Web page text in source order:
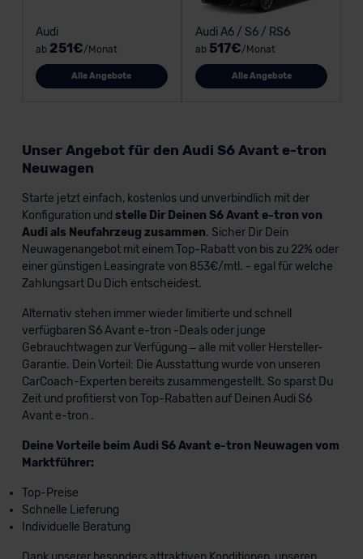
Audi
ab 251€/Monat
Alle Angebote
Audi A6 / S6 / RS6
ab 517€/Monat
Alle Angebote
Unser Angebot für den Audi S6 Avant e-tron
Neuwagen
Starte jetzt einfach, kostenlos und unverbindlich mit der
Konfiguration und stelle Dir Deinen S6 Avant e-tron von
Audi als Neufahrzeug zusammen. Sicher Dir Dein
Neuwagenangebot mit einem Top-Rabatt von bis zu 22% oder
einer günstigen Leasingrate von 853€/mtl. - egal für welche
Zahlungsart Du Dich entscheidest.
Alternativ stehen immer wieder limitierte und schnell
verfügbaren S6 Avant e-tron -Deals oder junge
Gebrauchtwagen zur Verfügung – alle mit voller Hersteller-
Garantie. Dein Vorteil: Die Ausstattung wurde von unseren
CarCoach-Experten bereits zusammengestellt. So sparst Du
Zeit und profitierst von Top-Rabatten auf Deinen Audi S6
Avant e-tron .
Deine Vorteile beim Audi S6 Avant e-tron Neuwagen vom
Marktführer:
Top-Preise
Schnelle Lieferung
Individuelle Beratung